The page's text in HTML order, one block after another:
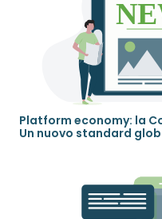
Platform economy: la
Un nuovo standard